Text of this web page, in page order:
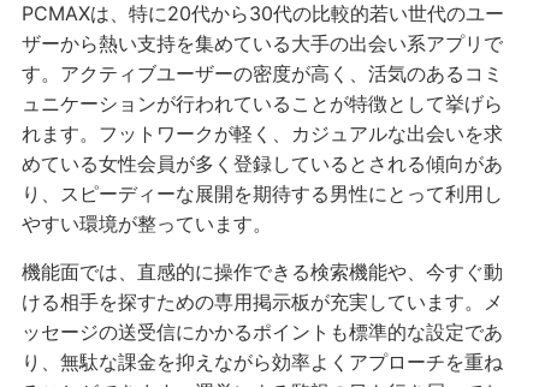
PCMAXは、特に20代から30代の比較的若い世代のユー
ザーから熱い支持を集めている大手の出会い系アプリで
す。アクティブユーザーの密度が高く、活気のあるコミ
ュニケーションが行われていることが特徴として挙げら
れます。フットワークが軽く、カジュアルな出会いを求
めている女性会員が多く登録しているとされる傾向があ
り、スピーディーな展開を期待する男性にとって利用し
やすい環境が整っています。
機能面では、直感的に操作できる検索機能や、今すぐ動
ける相手を探すための専用掲示板が充実しています。メ
ッセージの送受信にかかるポイントも標準的な設定であ
り、無駄な課金を抑えながら効率よくアプローチを重ね